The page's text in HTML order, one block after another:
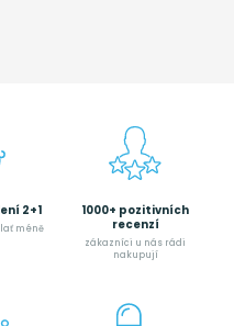
2+1
méně
1000+ pozitivních
recenzí
zákazníci u nás rádi
nakupují